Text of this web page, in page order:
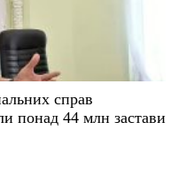
справ
понад 44 млн застави